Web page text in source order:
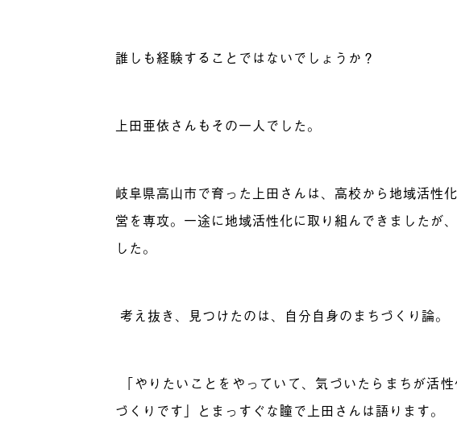
誰しも経験することではないでしょうか？
上田亜依さんもその一人でした。
岐阜県高山市で育った上田さんは、高校から地域活性
営を専攻。一途に地域活性化に取り組んできましたが
した。
考え抜き、見つけたのは、自分自身のまちづくり論。
「やりたいことをやっていて、気づいたらまちが活
づくりです」とまっすぐな瞳で上田さんは語ります。